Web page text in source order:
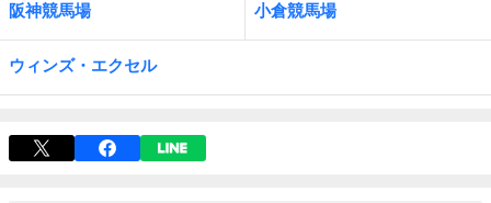
阪神競馬場 小倉競馬場
ウィンズ・エクセル